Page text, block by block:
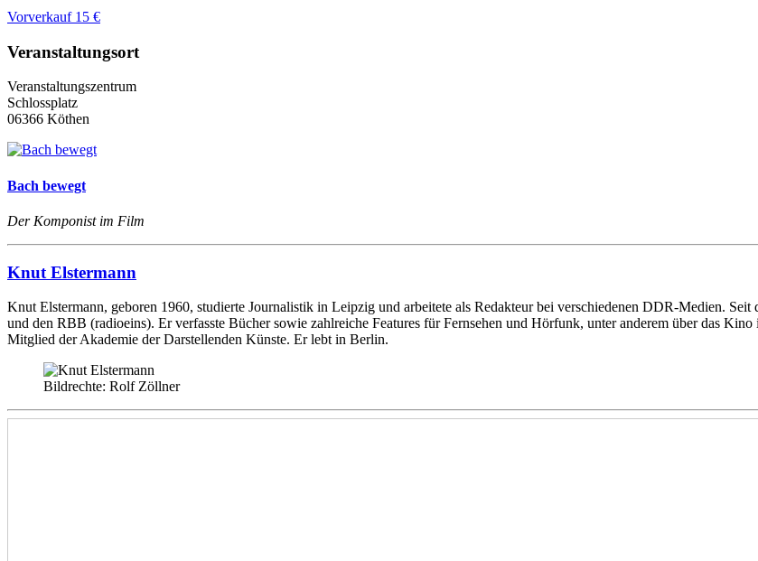
Vorverkauf 15 €
Veranstaltungsort
Veranstaltungszentrum
Schlossplatz
06366 Köthen
Bach bewegt
Der Komponist im Film
Knut Elstermann
Knut Elstermann, geboren 1960, studierte Journalistik in Leipzig und arbeitete als Redakteur bei verschiedenen DDR-Medien.
und den RBB (radioeins). Er verfasste Bücher sowie zahlreiche Features für Fernsehen und Hörfunk, unter anderem über das
Mitglied der Akademie der Darstellenden Künste. Er lebt in Berlin.
Bildrechte: Rolf Zöllner